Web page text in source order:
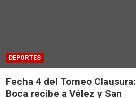
DEPORTES
Fecha 4 del Torneo Clausura:
Boca recibe a Vélez y San